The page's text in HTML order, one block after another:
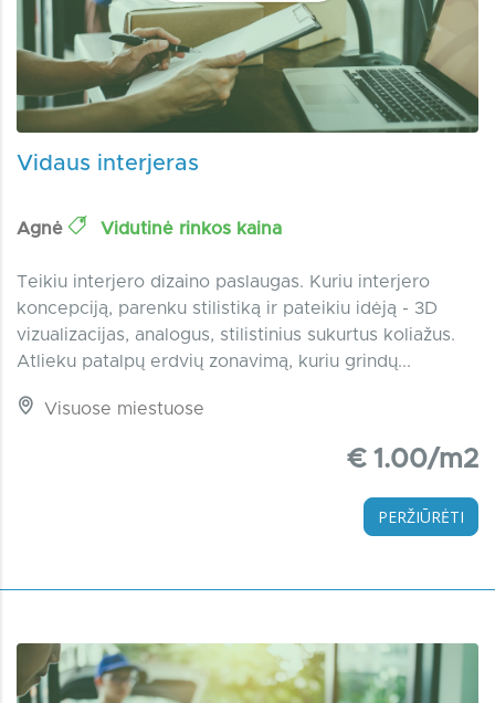
Vidaus interjeras
Agnė Vidutinė rinkos kaina
Teikiu interjero dizaino paslaugas. Kuriu interjero
koncepciją, parenku stilistiką ir pateikiu idėją - 3D
vizualizacijas, analogus, stilistinius sukurtus koliažus.
Atlieku patalpų erdvių zonavimą, kuriu grindų...
Visuose miestuose
€ 1.00/m2
PERŽIŪRĖTI